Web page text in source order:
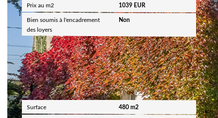
Prix au m2 1039 EUR
Bien soumis à l'encadrement
des loyers
Non
Surfaces
Surface 480 m2